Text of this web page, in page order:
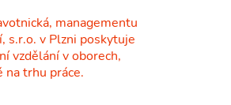
managementu
s.r.o. v Plzni poskytuje
vzdělání v oborech,
na trhu práce.